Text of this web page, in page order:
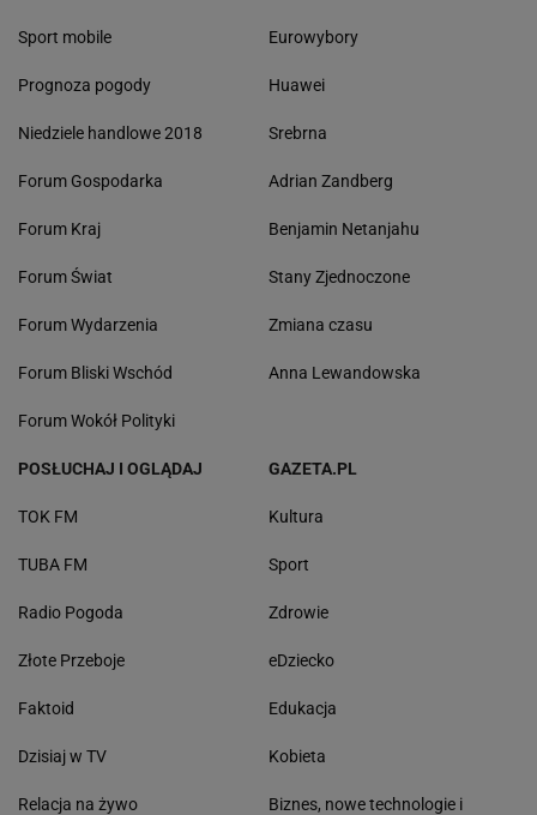
Sport mobile
Prognoza pogody
Niedziele handlowe 2018
Forum Gospodarka
Forum Kraj
Forum Świat
Forum Wydarzenia
Forum Bliski Wschód
Forum Wokół Polityki
Eurowybory
Huawei
Srebrna
Adrian Zandberg
Benjamin Netanjahu
Stany Zjednoczone
Zmiana czasu
Anna Lewandowska
POSŁUCHAJ I OGLĄDAJ
TOK FM
TUBA FM
Radio Pogoda
Złote Przeboje
Faktoid
Dzisiaj w TV
Relacja na żywo
GAZETA.PL
Kultura
Sport
Zdrowie
eDziecko
Edukacja
Kobieta
Biznes, nowe technologie i